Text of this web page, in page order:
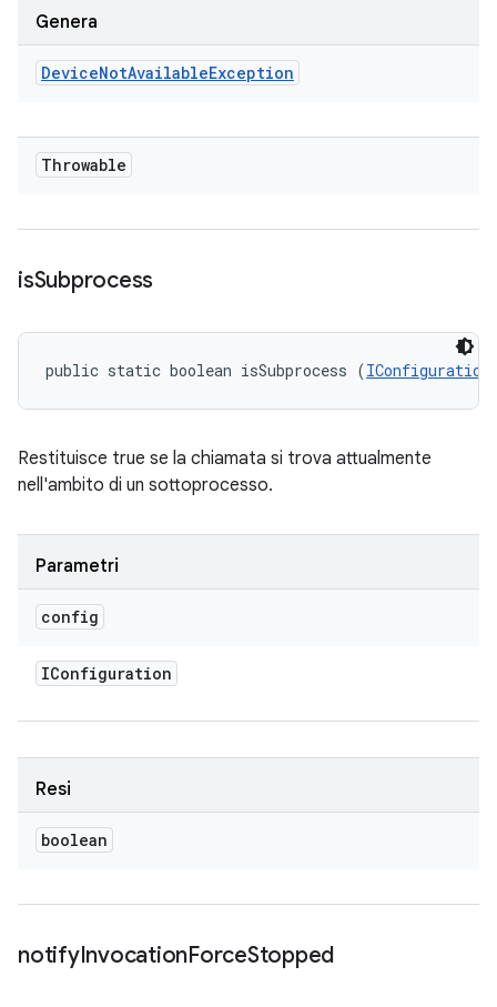
Genera
DeviceNotAvailableException
Throwable
isSubprocess
public static boolean isSubprocess (IConfiguration
Restituisce true se la chiamata si trova attualmente
nell'ambito di un sottoprocesso.
Parametri
config
IConfiguration
Resi
boolean
notifyInvocationForceStopped